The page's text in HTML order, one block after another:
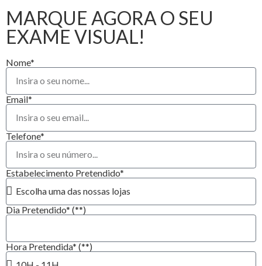
MARQUE AGORA O SEU
EXAME VISUAL!
Nome*
Email*
Telefone*
Estabelecimento Pretendido*
Dia Pretendido* (**)
Hora Pretendida* (**)